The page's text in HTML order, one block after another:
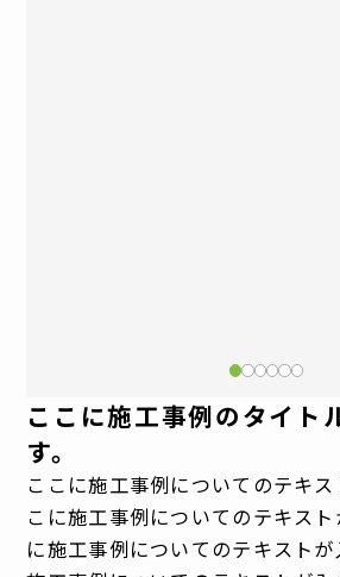
ここに施工事例のタイト
す。
ここに施工事例についてのテキ
こに施工事例についてのテキス
に施工事例についてのテキスト